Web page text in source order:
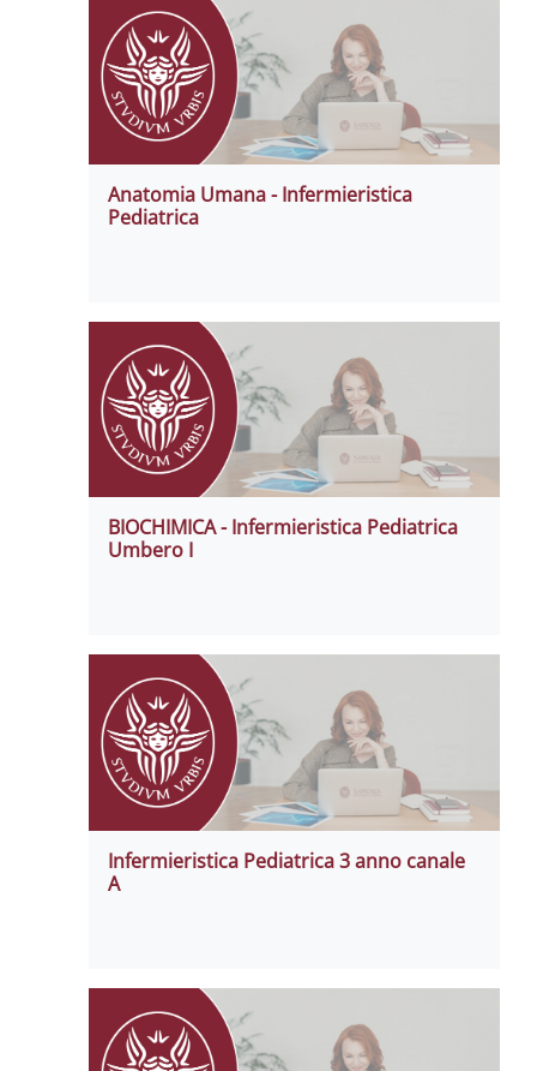
Anatomia Umana - Infermieristica
Pediatrica
BIOCHIMICA - Infermieristica Pediatrica
Umbero I
Infermieristica Pediatrica 3 anno canale
A